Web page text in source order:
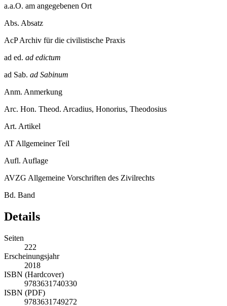
a.a.O. am angegebenen Ort
Abs. Absatz
AcPArchiv für die civilistische Praxis
ad ed. ad edictum
ad Sab. ad Sabinum
Anm. Anmerkung
Arc. Hon. Theod. Arcadius, Honorius, Theodosius
Art. Artikel
AT Allgemeiner Teil
Aufl. Auflage
AVZG Allgemeine Vorschriften des Zivilrechts
Bd. Band
Details
Seiten
222
Erscheinungsjahr
2018
ISBN (Hardcover)
9783631740330
ISBN (PDF)
9783631749272